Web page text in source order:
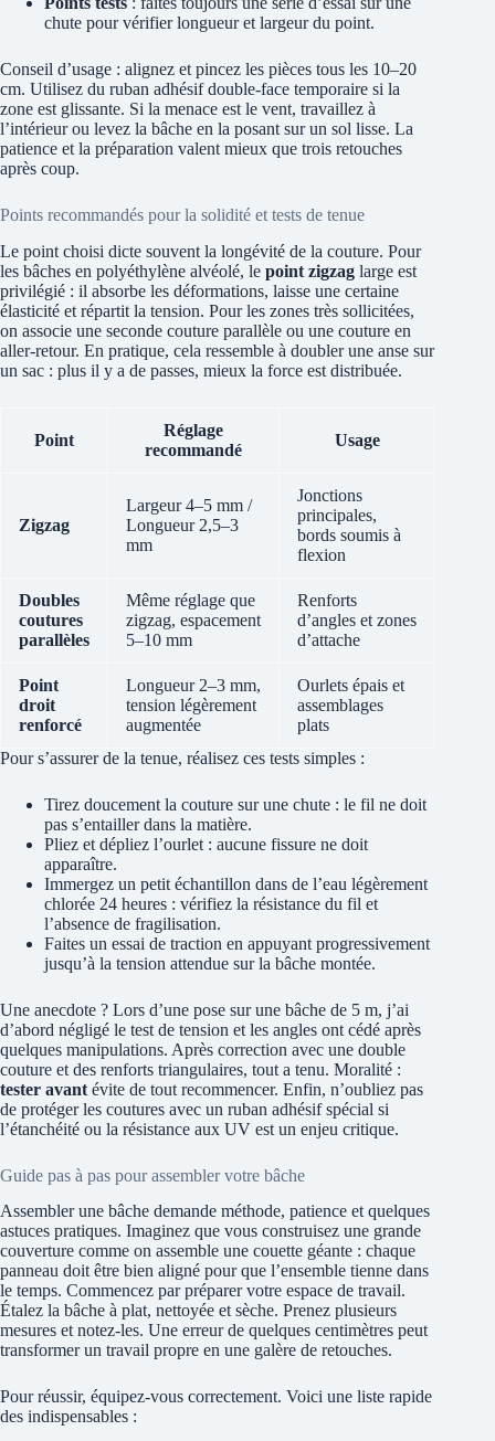
chute pour vérifier longueur et largeur du point.
Conseil d’usage : alignez et pincez les pièces tous les 10–20
cm. Utilisez du ruban adhésif double-face temporaire si la
zone est glissante. Si la menace est le vent, travaillez à
l’intérieur ou levez la bâche en la posant sur un sol lisse. La
patience et la préparation valent mieux que trois retouches
après coup.
Points recommandés pour la solidité et tests de tenue
Le point choisi dicte souvent la longévité de la couture. Pour
les bâches en polyéthylène alvéolé, le point zigzag large est
privilégié : il absorbe les déformations, laisse une certaine
élasticité et répartit la tension. Pour les zones très sollicitées,
on associe une seconde couture parallèle ou une couture en
aller-retour. En pratique, cela ressemble à doubler une anse sur
un sac : plus il y a de passes, mieux la force est distribuée.
Point
Réglage
recommandé
Usage
Zigzag
Largeur 4–5 mm /
Longueur 2,5–3
mm
Jonctions
principales,
bords soumis à
flexion
Doubles
coutures
parallèles
Même réglage que
zigzag, espacement
5–10 mm
Renforts
d’angles et zones
d’attache
Point
droit
renforcé
Longueur 2–3 mm,
tension légèrement
augmentée
Ourlets épais et
assemblages
plats
Pour s’assurer de la tenue, réalisez ces tests simples :
Tirez doucement la couture sur une chute : le fil ne doit
pas s’entailler dans la matière.
Pliez et dépliez l’ourlet : aucune fissure ne doit
apparaître.
Immergez un petit échantillon dans de l’eau légèrement
chlorée 24 heures : vérifiez la résistance du fil et
l’absence de fragilisation.
Faites un essai de traction en appuyant progressivement
jusqu’à la tension attendue sur la bâche montée.
Une anecdote ? Lors d’une pose sur une bâche de 5 m, j’ai
d’abord négligé le test de tension et les angles ont cédé après
quelques manipulations. Après correction avec une double
couture et des renforts triangulaires, tout a tenu. Moralité :
tester avant évite de tout recommencer. Enfin, n’oubliez pas
de protéger les coutures avec un ruban adhésif spécial si
l’étanchéité ou la résistance aux UV est un enjeu critique.
Guide pas à pas pour assembler votre bâche
Assembler une bâche demande méthode, patience et quelques
astuces pratiques. Imaginez que vous construisez une grande
couverture comme on assemble une couette géante : chaque
panneau doit être bien aligné pour que l’ensemble tienne dans
le temps. Commencez par préparer votre espace de travail.
Étalez la bâche à plat, nettoyée et sèche. Prenez plusieurs
mesures et notez-les. Une erreur de quelques centimètres peut
transformer un travail propre en une galère de retouches.
Pour réussir, équipez-vous correctement. Voici une liste rapide
des indispensables :